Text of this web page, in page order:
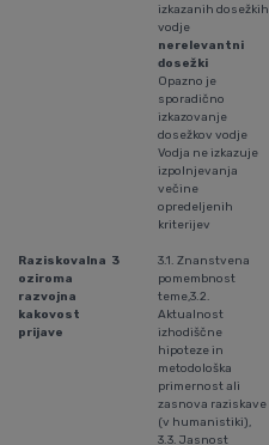
izkazanih dosežkih
vodje
nerelevantni
dosežki
Opazno je
sporadično
izkazovanje
dosežkov vodje
Vodja ne izkazuje
izpolnjevanja
večine
opredeljenih
kriterijev
Raziskovalna
oziroma
razvojna
kakovost
prijave
3
3.1. Znanstvena
pomembnost
teme,3.2.
Aktualnost
izhodiščne
hipoteze in
metodološka
primernost ali
zasnova raziskave
(v humanistiki),
3.3. Jasnost